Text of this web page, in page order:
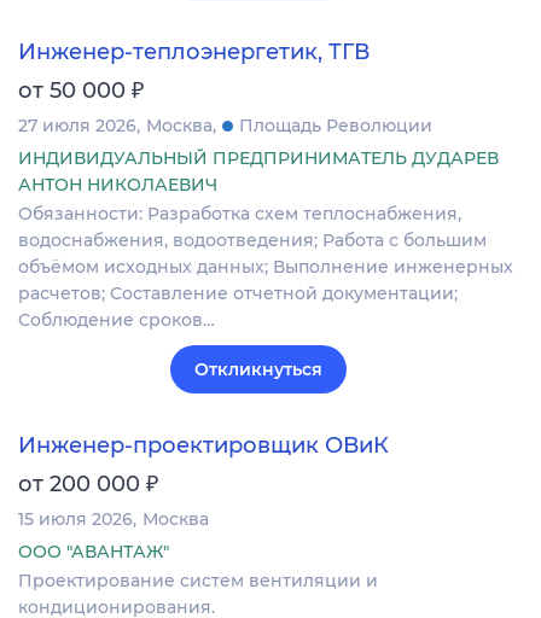
Инженер-теплоэнергетик, ТГВ
от 50 000 ₽
27 июля 2026 Москва
Площадь Революции
ИНДИВИДУАЛЬНЫЙ ПРЕДПРИНИМАТЕЛЬ ДУДАРЕВ
АНТОН НИКОЛАЕВИЧ
Обязанности: Разработка схем теплоснабжения,
водоснабжения, водоотведения; Работа с большим
объёмом исходных данных; Выполнение инженерных
расчетов; Составление отчетной документации;
Соблюдение сроков…
Откликнуться
Инженер-проектировщик ОВиК
от 200 000 ₽
15 июля 2026 Москва
ООО "АВАНТАЖ"
Проектирование систем вентиляции и
кондиционирования.